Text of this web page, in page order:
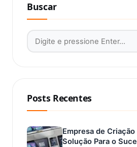
Buscar
Buscar por:
Posts Recentes
Empresa de
Solução Para o